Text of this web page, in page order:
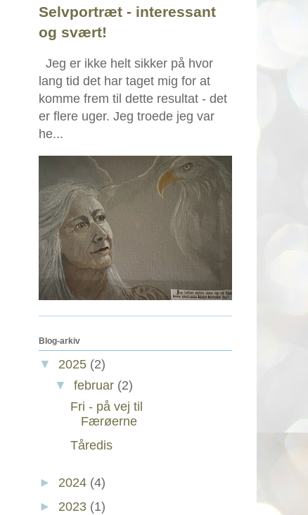
Selvportræt - interessant
og svært!
Jeg er ikke helt sikker på hvor
lang tid det har taget mig for at
komme frem til dette resultat - det
er flere uger. Jeg troede jeg var
he...
Blog-arkiv
▼ 2025 (2)
▼ februar (2)
Fri - på vej til
Færøerne
Tåredis
► 2024 (4)
► 2023 (1)